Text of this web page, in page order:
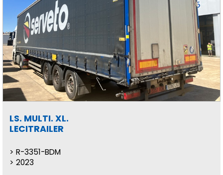
LS. MULTI. XL.
LECITRAILER
R-3351-BDM
2023